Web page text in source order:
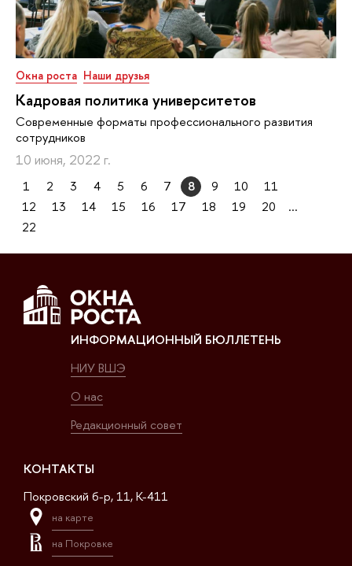
Окна роста Наши друзья
Кадровая политика университетов
Cовременные форматы профессионального развития
сотрудников
10 июня, 2022 г.
1 2 3 4 5 6 7 8 9 10
11
12
13 14 15 16 17 18 19 20
...
22
ИНФОРМАЦИОННЫЙ БЮЛЛЕТЕНЬ
НИУ ВШЭ
О нас
Редакционный совет
КОНТАКТЫ
Покровский б-р, 11, K-411
на карте
на Покровке